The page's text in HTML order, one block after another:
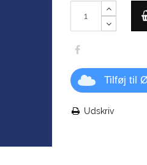
Tilføj til
Udskriv